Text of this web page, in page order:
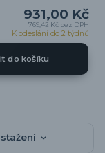
931,00 Kč
769,42 Kč bez DPH
K odeslání do 2 týdnů
do košíku